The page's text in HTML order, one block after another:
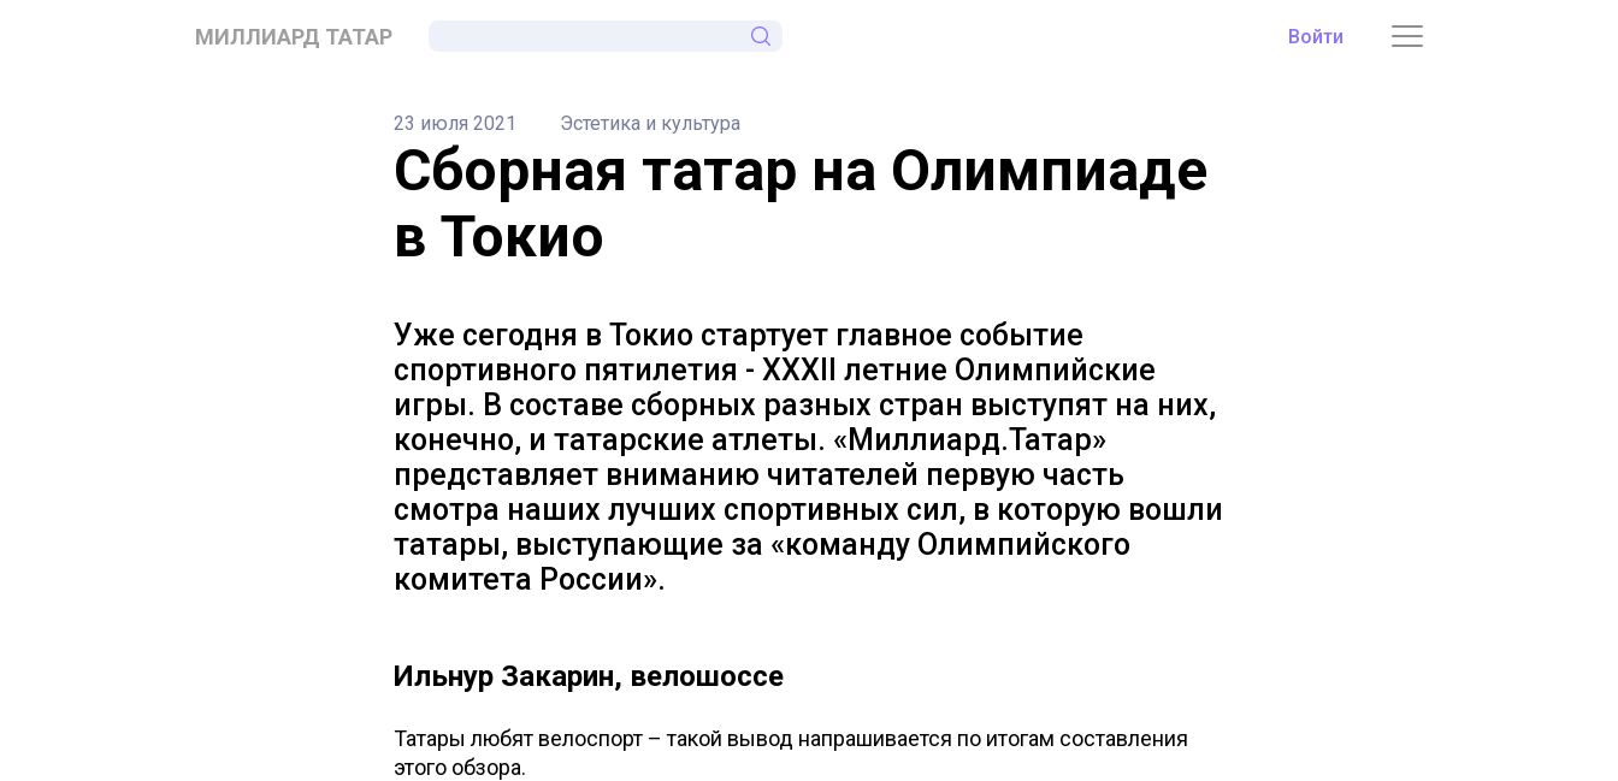
МИЛЛИАРД ТАТАР Войти
23 июля 2021 Эстетика и культура
Сборная татар на Олимпиаде
в Токио
Уже сегодня в Токио стартует главное событие
спортивного пятилетия - XXXII летние Олимпийские
игры. В составе сборных разных стран выступят на них,
конечно, и татарские атлеты. «Миллиард.Татар»
представляет вниманию читателей первую часть
смотра наших лучших спортивных сил, в которую вошли
татары, выступающие за «команду Олимпийского
комитета России».
Ильнур Закарин, велошоссе
Татары любят велоспорт – такой вывод напрашивается по итогам составления
этого обзора.